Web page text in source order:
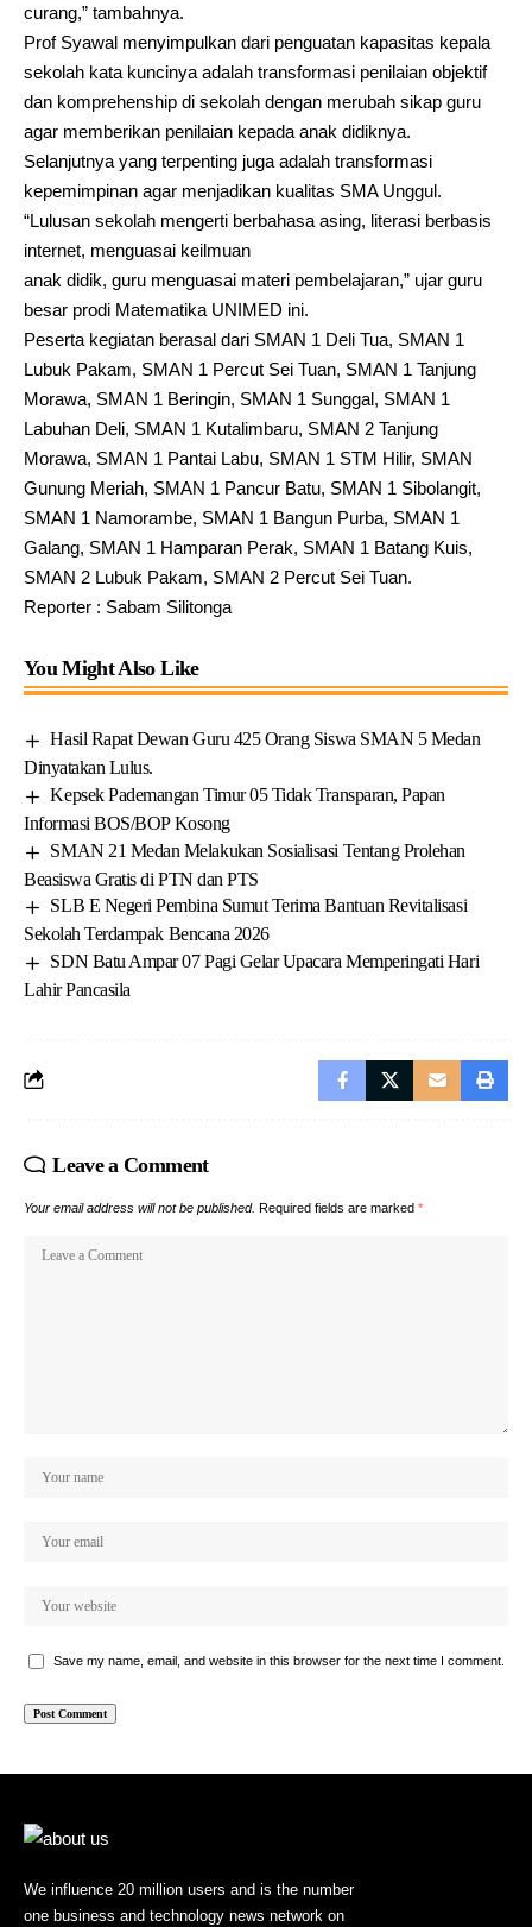
curang,” tambahnya.
Prof Syawal menyimpulkan dari penguatan kapasitas kepala
sekolah kata kuncinya adalah transformasi penilaian objektif
dan komprehenship di sekolah dengan merubah sikap guru
agar memberikan penilaian kepada anak didiknya.
Selanjutnya yang terpenting juga adalah transformasi
kepemimpinan agar menjadikan kualitas SMA Unggul.
“Lulusan sekolah mengerti berbahasa asing, literasi berbasis
internet, menguasai keilmuan
anak didik, guru menguasai materi pembelajaran,” ujar guru
besar prodi Matematika UNIMED ini.
Peserta kegiatan berasal dari SMAN 1 Deli Tua, SMAN 1
Lubuk Pakam, SMAN 1 Percut Sei Tuan, SMAN 1 Tanjung
Morawa, SMAN 1 Beringin, SMAN 1 Sunggal, SMAN 1
Labuhan Deli, SMAN 1 Kutalimbaru, SMAN 2 Tanjung
Morawa, SMAN 1 Pantai Labu, SMAN 1 STM Hilir, SMAN
Gunung Meriah, SMAN 1 Pancur Batu, SMAN 1 Sibolangit,
SMAN 1 Namorambe, SMAN 1 Bangun Purba, SMAN 1
Galang, SMAN 1 Hamparan Perak, SMAN 1 Batang Kuis,
SMAN 2 Lubuk Pakam, SMAN 2 Percut Sei Tuan.
Reporter : Sabam Silitonga
You Might Also Like
Hasil Rapat Dewan Guru 425 Orang Siswa SMAN 5 Medan
Dinyatakan Lulus.
Kepsek Pademangan Timur 05 Tidak Transparan, Papan
Informasi BOS/BOP Kosong
SMAN 21 Medan Melakukan Sosialisasi Tentang Prolehan
Beasiswa Gratis di PTN dan PTS
SLB E Negeri Pembina Sumut Terima Bantuan Revitalisasi
Sekolah Terdampak Bencana 2026
SDN Batu Ampar 07 Pagi Gelar Upacara Memperingati Hari
Lahir Pancasila
Leave a Comment
Your email address will not be published. Required fields are marked *
Save my name, email, and website in this browser for the next time I comment.
We influence 20 million users and is the number
one business and technology news network on